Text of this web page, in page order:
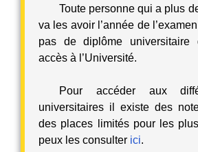
Toute personne qui a plus
va les avoir l’année de
pas de diplôme
accès à l’Université.
Pour accéder aux
universitaires il existe des
des places
limitéspour les
peux les consulter ici.